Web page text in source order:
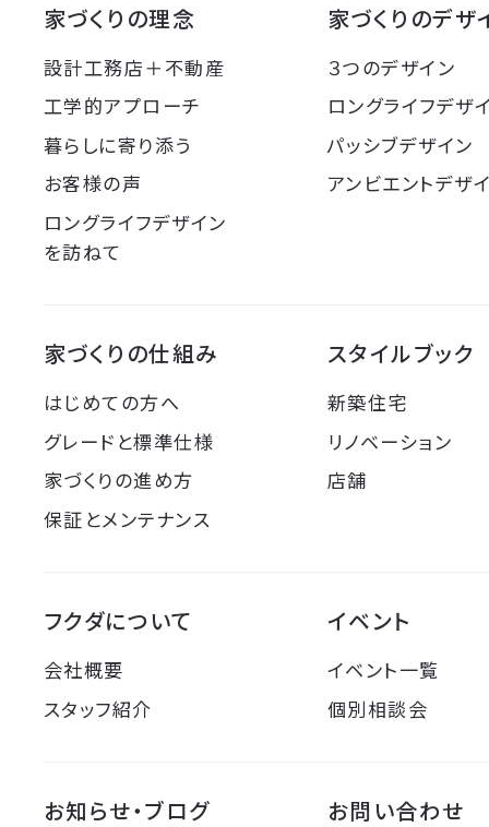
家づくりの理念
設計工務店＋不動産
工学的アプローチ
暮らしに寄り添う
お客様の声
ロングライフデザイン
を訪ねて
家づくりのデザ
３つのデザイン
ロングライフデザ
パッシブデザイン
アンビエントデザ
家づくりの仕組み
はじめての方へ
グレードと標準仕様
家づくりの進め方
保証とメンテナンス
スタイルブック
新築住宅
リノベーション
店舗
フクダについて
会社概要
スタッフ紹介
イベント
イベント一覧
個別相談会
お知らせ・ブログ お問い合わせ